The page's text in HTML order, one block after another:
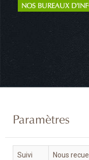
NOS BUREAUX
Paramètres
Suivi
Nous